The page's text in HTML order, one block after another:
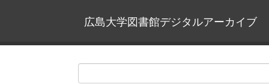
広島大学図書館デジタルアーカイブ